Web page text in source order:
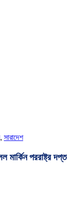
, সারাদেশ
মার্কিন পররাষ্ট্র